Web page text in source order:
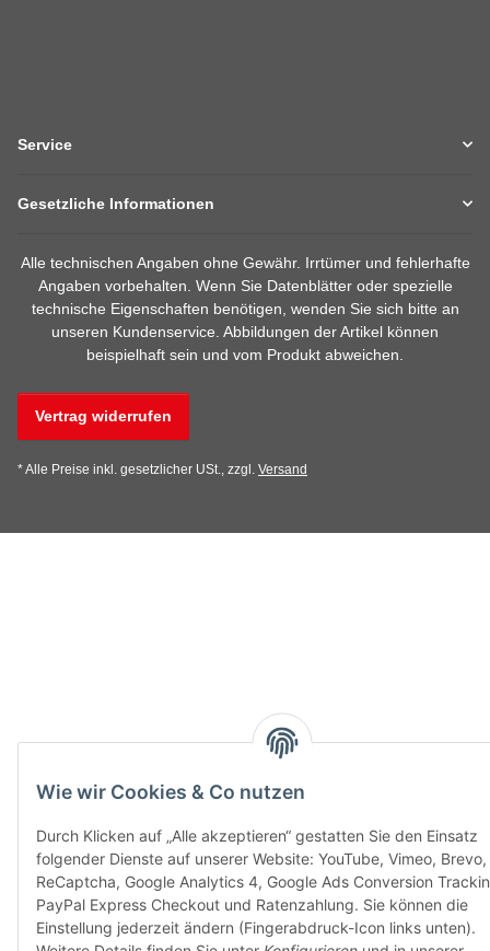
Wie wir Cookies & Co nutzen
Durch Klicken auf „Alle akzeptieren“ gestatten Sie den Einsatz
folgender Dienste auf unserer Website: YouTube, Vimeo, Brevo,
ReCaptcha, Google Analytics 4, Google Ads Conversion
PayPal Express Checkout und Ratenzahlung. Sie können die
Einstellung jederzeit ändern (Fingerabdruck-Icon links unten).
Service
Gesetzliche Informationen
Alle technischen Angaben ohne Gewähr. Irrtümer und fehlerhafte
Angaben vorbehalten. Wenn Sie Datenblätter oder spezielle
technische Eigenschaften benötigen, wenden Sie sich bitte an
unseren Kundenservice. Abbildungen der Artikel können
beispielhaft sein und vom Produkt abweichen.
Vertrag widerrufen
* Alle Preise inkl. gesetzlicher USt., zzgl. Versand